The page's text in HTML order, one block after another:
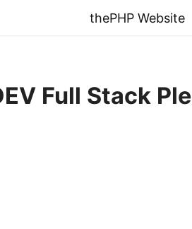
thePHP Website
Full Stack